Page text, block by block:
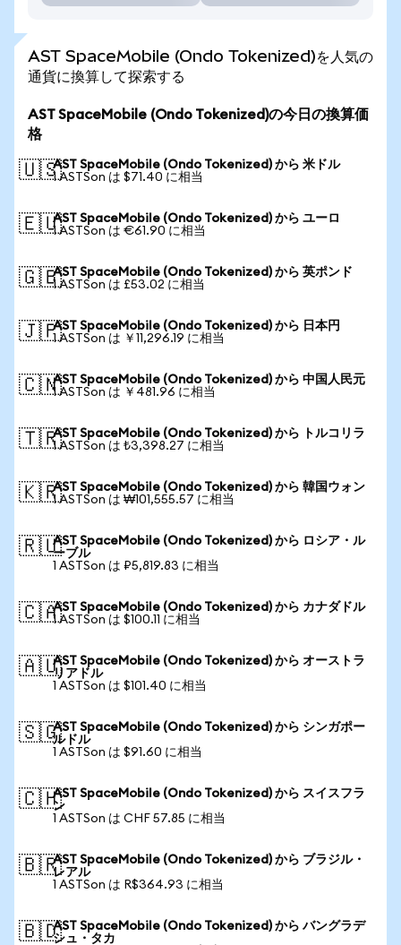
AST SpaceMobile (Ondo Tokenized)を人気の
通貨に換算して探索する
AST SpaceMobile (Ondo Tokenized)の今日の換算価
格
🇺🇸AST SpaceMobile (Ondo Tokenized) から 米ドル
1 ASTSon は $71.40 に相当
🇪🇺AST SpaceMobile (Ondo Tokenized) から ユーロ
1 ASTSon は €61.90 に相当
🇬🇧AST SpaceMobile (Ondo Tokenized) から 英ポンド
1 ASTSon は £53.02 に相当
🇯🇵AST SpaceMobile (Ondo Tokenized) から 日本円
1 ASTSon は ￥11,296.19 に相当
🇨🇳AST SpaceMobile (Ondo Tokenized) から 中国人民元
1 ASTSon は ￥481.96 に相当
🇹🇷AST SpaceMobile (Ondo Tokenized) から トルコリラ
1 ASTSon は ₺3,398.27 に相当
🇰🇷AST SpaceMobile (Ondo Tokenized) から 韓国ウォン
1 ASTSon は ₩101,555.57 に相当
🇷🇺AST SpaceMobile (Ondo Tokenized) から ロシア・ル
ーブル
1 ASTSon は ₽5,819.83 に相当
🇨🇦AST SpaceMobile (Ondo Tokenized) から カナダドル
1 ASTSon は $100.11 に相当
🇦🇺AST SpaceMobile (Ondo Tokenized) から オーストラ
リアドル
1 ASTSon は $101.40 に相当
🇸🇬AST SpaceMobile (Ondo Tokenized) から シンガポー
ルドル
1 ASTSon は $91.60 に相当
🇨🇭AST SpaceMobile (Ondo Tokenized) から スイスフラ
ン
1 ASTSon は CHF 57.85 に相当
🇧🇷AST SpaceMobile (Ondo Tokenized) から ブラジル・
レアル
1 ASTSon は R$364.93 に相当
🇧🇩AST SpaceMobile (Ondo Tokenized) から バングラデ
シュ・タカ